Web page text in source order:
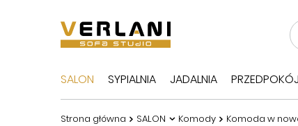
SALON SYPIALNIA JADALNIA PRZEDPOKÓJ
Strona główna SALON Komody Komoda w